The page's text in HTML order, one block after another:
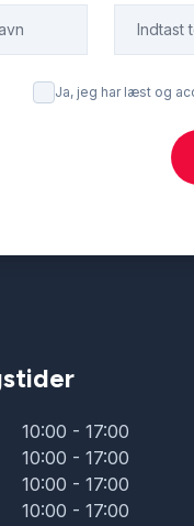
Ja, jeg har læst og
10:00 - 17:00
10:00 - 17:00
10:00 - 17:00
10:00 - 17:00